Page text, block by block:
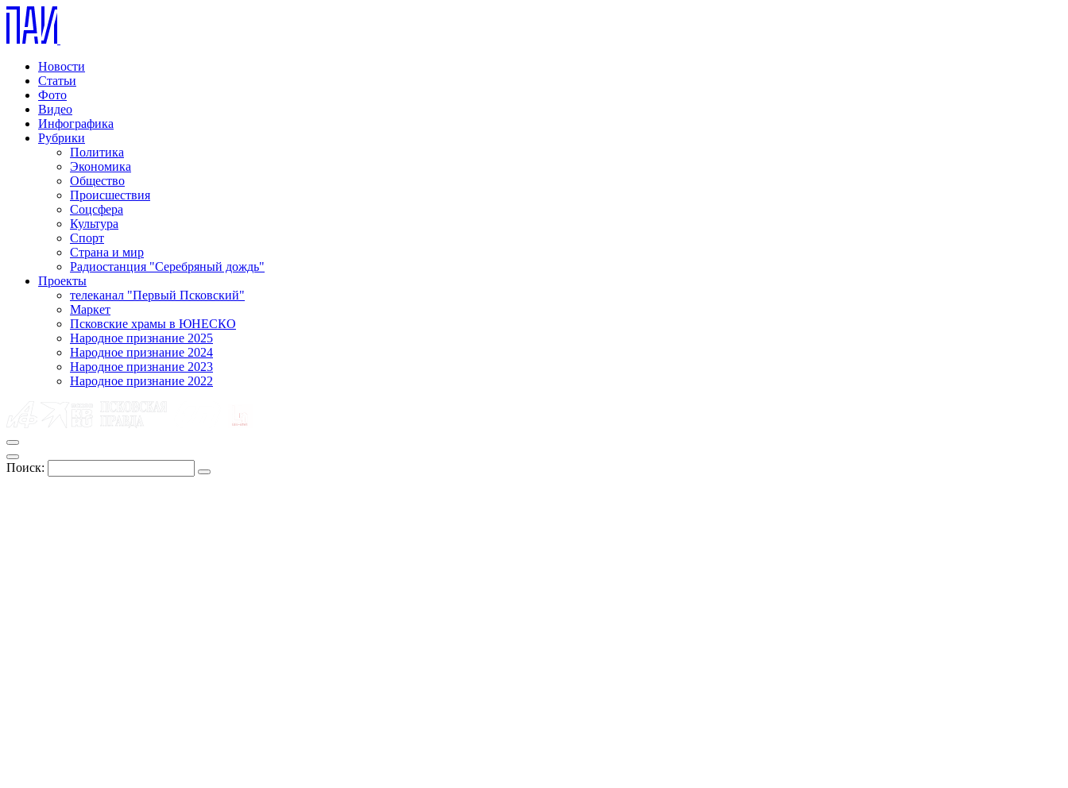
Новости
Статьи
Фото
Видео
Инфографика
Рубрики
Политика
Экономика
Общество
Происшествия
Соцсфера
Культура
Спорт
Страна и мир
Радиостанция "Серебряный дождь"
Проекты
телеканал "Первый Псковский"
Маркет
Псковские храмы в ЮНЕСКО
Народное признание 2025
Народное признание 2024
Народное признание 2023
Народное признание 2022
Поиск: